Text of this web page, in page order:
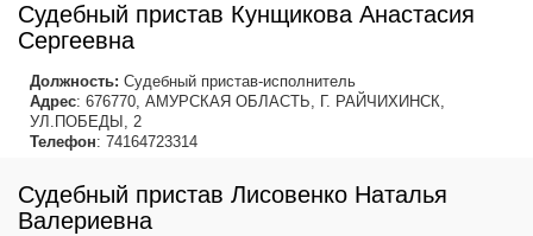
Судебный пристав Кунщикова Анастасия
Сергеевна
Должность: Судебный пристав-исполнитель
Адрес: 676770, АМУРСКАЯ ОБЛАСТЬ, Г. РАЙЧИХИНСК,
УЛ.ПОБЕДЫ, 2
Телефон: 74164723314
Судебный пристав Лисовенко Наталья
Валериевна